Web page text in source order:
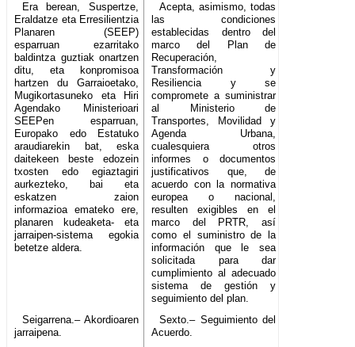
Era berean, Suspertze,
Eraldatze eta Erresilientzia
Planaren (SEEP)
esparruan ezarritako
baldintza guztiak onartzen
ditu, eta konpromisoa
hartzen du Garraioetako,
Mugikortasuneko eta Hiri
Agendako Ministerioari
SEEPen esparruan,
Europako edo Estatuko
araudiarekin bat, eska
daitekeen beste edozein
txosten edo egiaztagiri
aurkezteko, bai eta
eskatzen zaion
informazioa emateko ere,
planaren kudeaketa- eta
jarraipen-sistema egokia
betetze aldera.
Acepta, asimismo, todas
las condiciones
establecidas dentro del
marco del Plan de
Recuperación,
Transformación y
Resiliencia y se
compromete a suministrar
al Ministerio de
Transportes, Movilidad y
Agenda Urbana,
cualesquiera otros
informes o documentos
justificativos que, de
acuerdo con la normativa
europea o nacional,
resulten exigibles en el
marco del PRTR, así
como el suministro de la
información que le sea
solicitada para dar
cumplimiento al adecuado
sistema de gestión y
seguimiento del plan.
Seigarrena.– Akordioaren
jarraipena.
Sexto.– Seguimiento del
Acuerdo.